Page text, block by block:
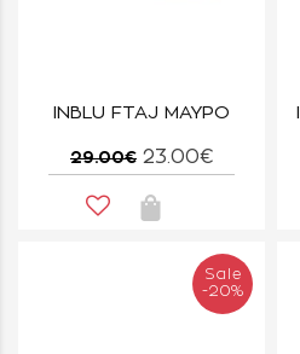
INBLU FTAJ ΜΑΥΡΟ
29.00€ 23.00€
Sale
-20%